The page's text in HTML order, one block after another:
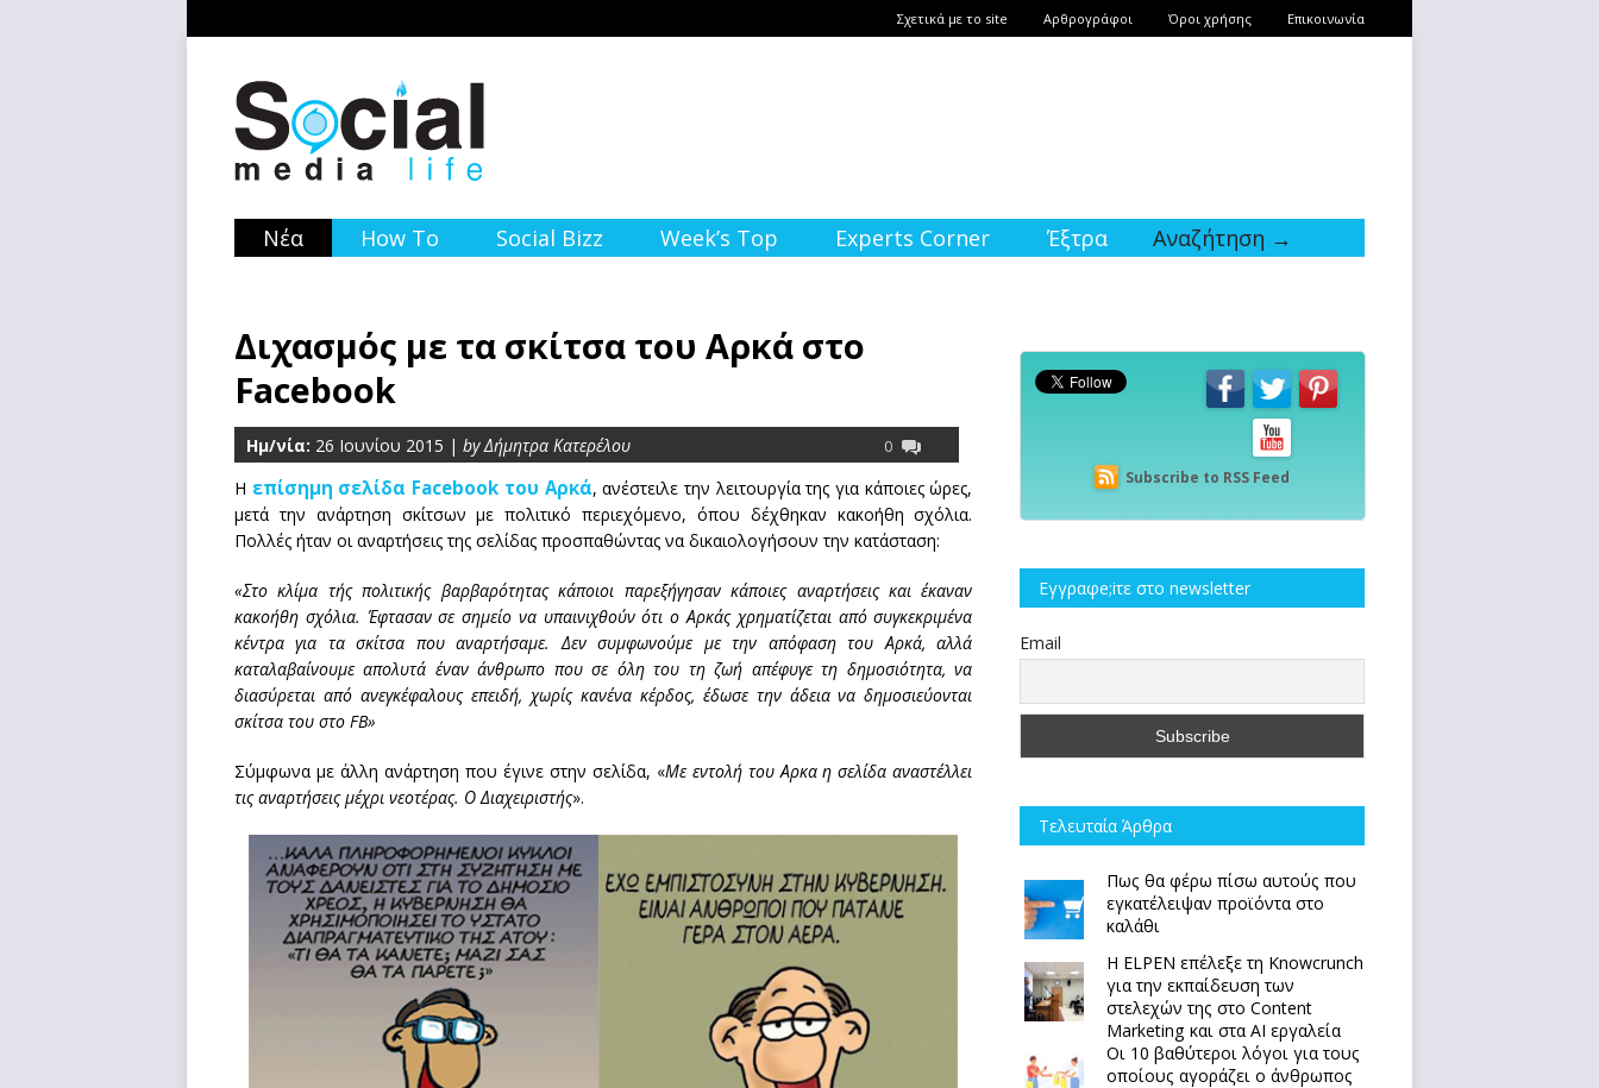
Σχετικά με το site Αρθρογράφοι Όροι χρήσης Επικοινωνία
Νέα How To Social Bizz Week’s Top Experts Corner Έξτρα Αναζήτηση →
Διχασμός με τα σκίτσα του Αρκά στο
Facebook
Ημ/νία: 26 Ιουνίου 2015 | by Δήμητρα Κατερέλου 0
Η επίσημη σελίδα Facebook του Αρκά, ανέστειλε την λειτουργία της για κάποιες ώρες,
μετά την ανάρτηση σκίτσων με πολιτικό περιεχόμενο, όπου δέχθηκαν κακοήθη σχόλια.
Πολλές ήταν οι αναρτήσεις της σελίδας προσπαθώντας να δικαιολογήσουν την κατάσταση:
«Στο κλίμα τής πολιτικής βαρβαρότητας κάποιοι παρεξήγησαν κάποιες αναρτήσεις και έκαναν
κακοήθη σχόλια. Έφτασαν σε σημείο να υπαινιχθούν ότι ο Αρκάς χρηματίζεται από συγκεκριμένα
κέντρα για τα σκίτσα που αναρτήσαμε. Δεν συμφωνούμε με την απόφαση του Αρκά, αλλά
καταλαβαίνουμε απολυτά έναν άνθρωπο που σε όλη του τη ζωή απέφυγε τη δημοσιότητα, να
διασύρεται από ανεγκέφαλους επειδή, χωρίς κανένα κέρδος, έδωσε την άδεια να δημοσιεύονται
σκίτσα του στο FB»
Σύμφωνα με άλλη ανάρτηση που έγινε στην σελίδα, «Με εντολή του Αρκα η σελίδα αναστέλλει
τις αναρτήσεις μέχρι νεοτέρας. Ο Διαχειριστής».
Subscribe to RSS Feed
Εγγραφe;iτε στο newsletter
Email
Τελευταία Άρθρα
Πως θα φέρω πίσω αυτούς που
εγκατέλειψαν προϊόντα στο
καλάθι
Η ELPEN επέλεξε τη Knowcrunch
για την εκπαίδευση των
στελεχών της στο Content
Marketing και στα AI εργαλεία
Οι 10 βαθύτεροι λόγοι για τους
οποίους αγοράζει ο άνθρωπος